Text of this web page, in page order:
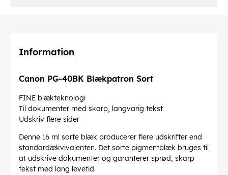
Information
Canon PG-40BK Blækpatron Sort
FINE blækteknologi
Til dokumenter med skarp, langvarig tekst
Udskriv flere sider
Denne 16 ml sorte blæk producerer flere udskrifter end
standardækvivalenten. Det sorte pigmentblæk bruges til
at udskrive dokumenter og garanterer sprød, skarp
tekst med lang levetid.